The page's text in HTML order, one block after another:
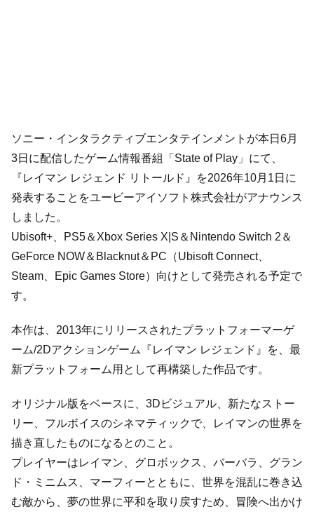
ソニー・インタラクティブエンタテインメントが本日6月
3日に配信したゲーム情報番組「State of Play」にて、
『レイマン レジェンド リトールド』を2026年10月1日に
発表することをユービーアイソフト株式会社がアナウンス
しました。
Ubisoft+、PS5＆Xbox Series X|S＆Nintendo Switch 2＆
GeForce NOW＆Blacknut＆PC（Ubisoft Connect、
Steam、Epic Games Store）向けとして発売される予定で
す。
本作は、2013年にリリースされたプラットフォーマーゲ
ーム/2Dアクションゲーム『レイマン レジェンド』を、最
新プラットフォーム用として再構築した作品です。
オリジナル版をベースに、3Dビジュアル、新たなストー
リー、フルボイスのシネマティックで、レイマンの世界を
描き直したものになるとのこと。
プレイヤーはレイマン、グロボックス、バーバラ、グラン
ド・ミニムス、マーフィーとともに、世界を混乱に巻き込
む敵から、夢の世界に平和を取り戻すため、冒険へ出かけ